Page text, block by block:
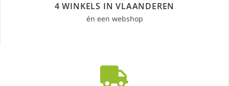
4 WINKELS IN VLAANDEREN
én een webshop